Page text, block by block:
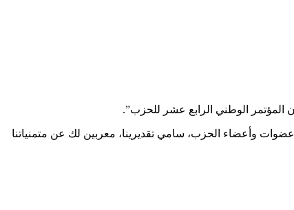
المؤتمر الوطني الرابع عشر للحزب”.
عضوات وأعضاء الحزب، سامي تقديرينا، معربين لك عن متمنياتنا